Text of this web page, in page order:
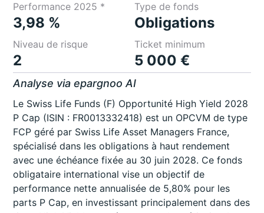
Performance 2025 *
3,98 %
Type de fonds
Obligations
Niveau de risque
2
Ticket minimum
5 000 €
Analyse via epargnoo AI
Le Swiss Life Funds (F) Opportunité High Yield 2028
P Cap (ISIN : FR0013332418) est un OPCVM de type
FCP géré par Swiss Life Asset Managers France,
spécialisé dans les obligations à haut rendement
avec une échéance fixée au 30 juin 2028. Ce fonds
obligataire international vise un objectif de
performance nette annualisée de 5,80% pour les
parts P Cap, en investissant principalement dans des